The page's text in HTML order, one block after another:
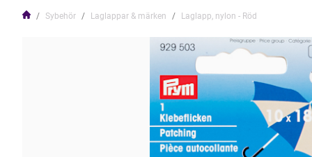
Sybehör Laglappar & märken Laglapp, nylon - Röd